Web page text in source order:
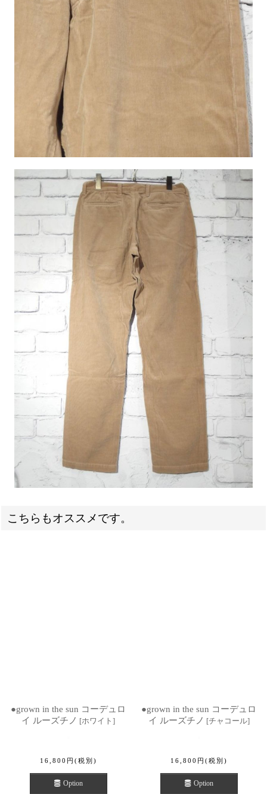
こちらもオススメです。
●grown in the sun コーデュロ
イ ルーズチノ [ホワイト ]
16,800 円 (税別)
Option
●grown in the sun コーデュロ
イ ルーズチノ [チャコール]
16,800 円 (税別)
Option